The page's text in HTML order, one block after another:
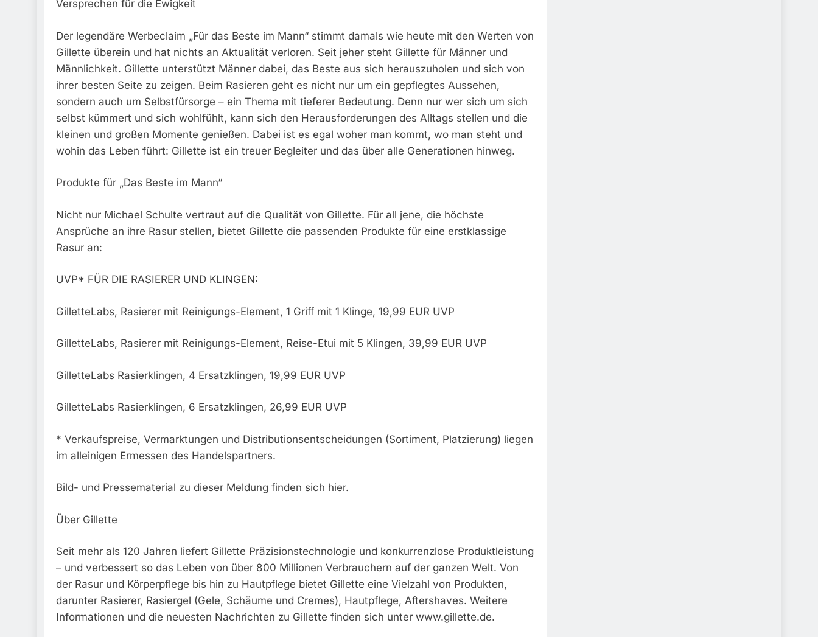
Versprechen für die Ewigkeit
Der legendäre Werbeclaim „Für das Beste im Mann“ stimmt damals wie heute mit den Werten von
Gillette überein und hat nichts an Aktualität verloren. Seit jeher steht Gillette für Männer und
Männlichkeit. Gillette unterstützt Männer dabei, das Beste aus sich herauszuholen und sich von
ihrer besten Seite zu zeigen. Beim Rasieren geht es nicht nur um ein gepflegtes Aussehen,
sondern auch um Selbstfürsorge – ein Thema mit tieferer Bedeutung. Denn nur wer sich um sich
selbst kümmert und sich wohlfühlt, kann sich den Herausforderungen des Alltags stellen und die
kleinen und großen Momente genießen. Dabei ist es egal woher man kommt, wo man steht und
wohin das Leben führt: Gillette ist ein treuer Begleiter und das über alle Generationen hinweg.
Produkte für „Das Beste im Mann“
Nicht nur Michael Schulte vertraut auf die Qualität von Gillette. Für all jene, die höchste
Ansprüche an ihre Rasur stellen, bietet Gillette die passenden Produkte für eine erstklassige
Rasur an:
UVP* FÜR DIE RASIERER UND KLINGEN:
GilletteLabs, Rasierer mit Reinigungs-Element, 1 Griff mit 1 Klinge, 19,99 EUR UVP
GilletteLabs, Rasierer mit Reinigungs-Element, Reise-Etui mit 5 Klingen, 39,99 EUR UVP
GilletteLabs Rasierklingen, 4 Ersatzklingen, 19,99 EUR UVP
GilletteLabs Rasierklingen, 6 Ersatzklingen, 26,99 EUR UVP
* Verkaufspreise, Vermarktungen und Distributionsentscheidungen (Sortiment, Platzierung) liegen
im alleinigen Ermessen des Handelspartners.
Bild- und Pressematerial zu dieser Meldung finden sich hier.
Über Gillette
Seit mehr als 120 Jahren liefert Gillette Präzisionstechnologie und konkurrenzlose Produktleistung
– und verbessert so das Leben von über 800 Millionen Verbrauchern auf der ganzen Welt. Von
der Rasur und Körperpflege bis hin zu Hautpflege bietet Gillette eine Vielzahl von Produkten,
darunter Rasierer, Rasiergel (Gele, Schäume und Cremes), Hautpflege, Aftershaves. Weitere
Informationen und die neuesten Nachrichten zu Gillette finden sich unter www.gillette.de.